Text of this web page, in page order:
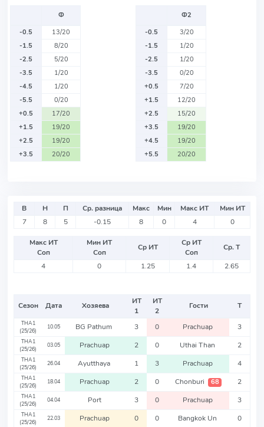
Ф
-0.5
13/20
-1.5
8/20
-2.5
5/20
-3.5
1/20
-4.5
1/20
-5.5
0/20
+0.5
17/20
+1.5
19/20
+2.5
19/20
+3.5
20/20
Ф2
-0.5
3/20
-1.5
1/20
-2.5
1/20
-3.5
0/20
+0.5
7/20
+1.5
12/20
+2.5
15/20
+3.5
19/20
+4.5
19/20
+5.5
20/20
В Н П Ср. разница Макс Мин Макс ИТ
Мин ИТ
7
8 5 -0.15 8 0 4 0
Макс ИТ
Соп
Мин ИТ
Соп
Ср ИТ
Ср ИТ
Соп
Ср. Т
4
0 1.25 1.4 2.65
Сезон Дата Хозяева
ИТ
1
ИТ
2
Гости Т
THA1
(25/26)
10.05 BG Pathum 3 0 Prachuap 3
THA1
(25/26)
03.05 Prachuap 2 0 Uthai Than 2
THA1
(25/26)
26.04 Ayutthaya 1 3 Prachuap 4
THA1
(25/26)
18.04 Prachuap 2 0 Chonburi 68 2
THA1
(25/26)
04.04 Port 3 0 Prachuap 3
THA1
(25/26)
22.03 Prachuap 0 0 Bangkok Un 0